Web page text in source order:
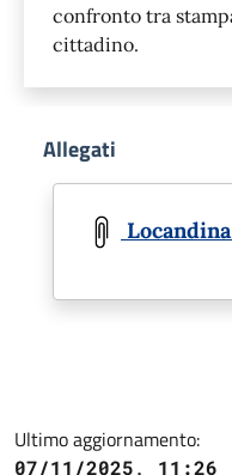
confronto tra
cittadino.
Allegati
Ultimo aggiornamento:
07/11/2025, 11:26